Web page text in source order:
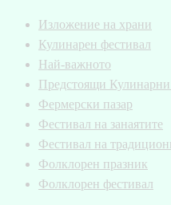
Изложение на храни
Кулинарен фестивал
Най-важното
Предстоящи
Фермерски пазар
Фестивал на занаятите
Фестивал на
Фолклорен празник
Фолклорен фестивал